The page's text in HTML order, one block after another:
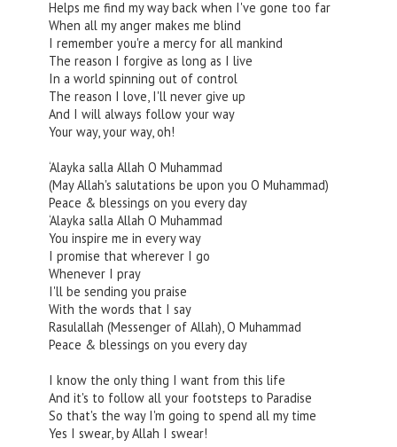
Helps me find my way back when I've gone too far
When all my anger makes me blind
I remember you're a mercy for all mankind
The reason I forgive as long as I live
In a world spinning out of control
The reason I love, I'll never give up
And I will always follow your way
Your way, your way, oh!
‘Alayka salla Allah O Muhammad
(May Allah's salutations be upon you O Muhammad)
Peace & blessings on you every day
‘Alayka salla Allah O Muhammad
You inspire me in every way
I promise that wherever I go
Whenever I pray
I'll be sending you praise
With the words that I say
Rasulallah (Messenger of Allah), O Muhammad
Peace & blessings on you every day
I know the only thing I want from this life
And it's to follow all your footsteps to Paradise
So that's the way I'm going to spend all my time
Yes I swear, by Allah I swear!